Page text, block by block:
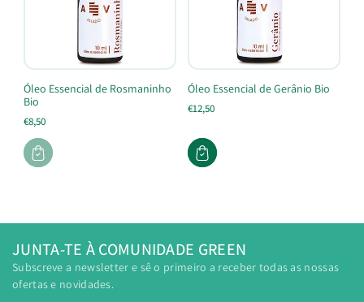
Óleo Essencial de Rosmaninho
Bio
€8,50
Óleo Essencial de Gerânio Bio
€12,50
JUNTA-TE À COMUNIDADE GREEN
Subscreve a newsletter e sê o primeiro a receber todas as nossas
ofertas e novidades.